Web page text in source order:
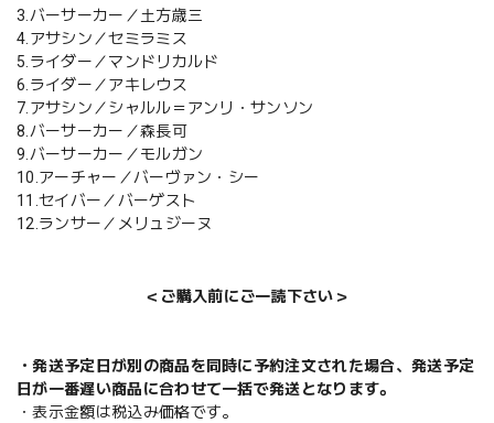
3.バーサーカー／土方歳三
4.アサシン／セミラミス
5.ライダー／マンドリカルド
6.ライダー／アキレウス
7.アサシン／シャルル＝アンリ・サンソン
8.バーサーカー／森長可
9.バーサーカー／モルガン
10.アーチャー／バーヴァン・シー
11.セイバー／バーゲスト
12.ランサー／メリュジーヌ
＜ご購入前にご一読下さい＞
・発送予定日が別の商品を同時に予約注文された場合、発送予定
日が一番遅い商品に合わせて一括で発送となります。
・表示金額は税込み価格です。